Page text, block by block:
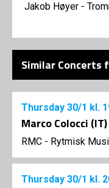
Jakob Høyer -
Similar Concerts
Thursday 30/1 kl.
Marco Colocci (IT)
RMC - Rytmisk
Thursday 30/1 kl.